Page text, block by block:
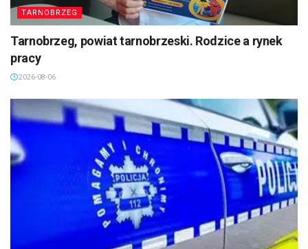
TARNOBRZEG
Tarnobrzeg, powiat tarnobrzeski. Rodzice a rynek
pracy
2026-08-06